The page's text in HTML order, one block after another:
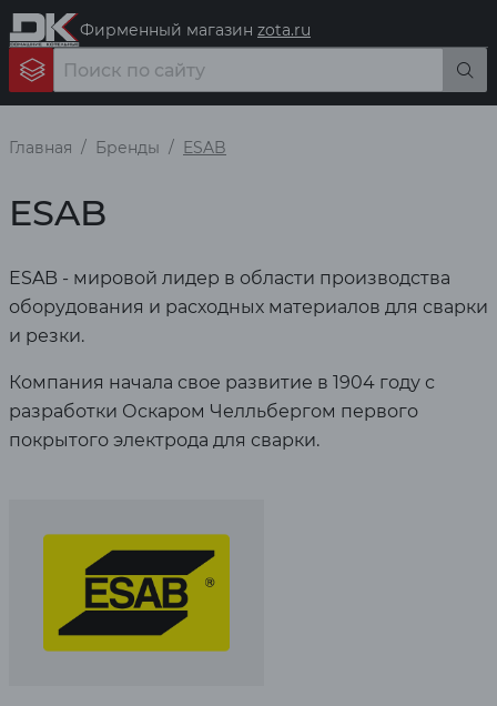
Фирменный магазин zota.ru
Главная Бренды ESAB
ESAB
ESAB - мировой лидер в области производства
оборудования и расходных материалов для сварки
и резки.
Компания начала свое развитие в 1904 году с
разработки Оскаром Челльбергом первого
покрытого электрода для сварки.